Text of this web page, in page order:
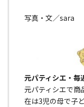
写真・文／sara
元パティシエ・毎
元パティシエで商
在は3児の母で子